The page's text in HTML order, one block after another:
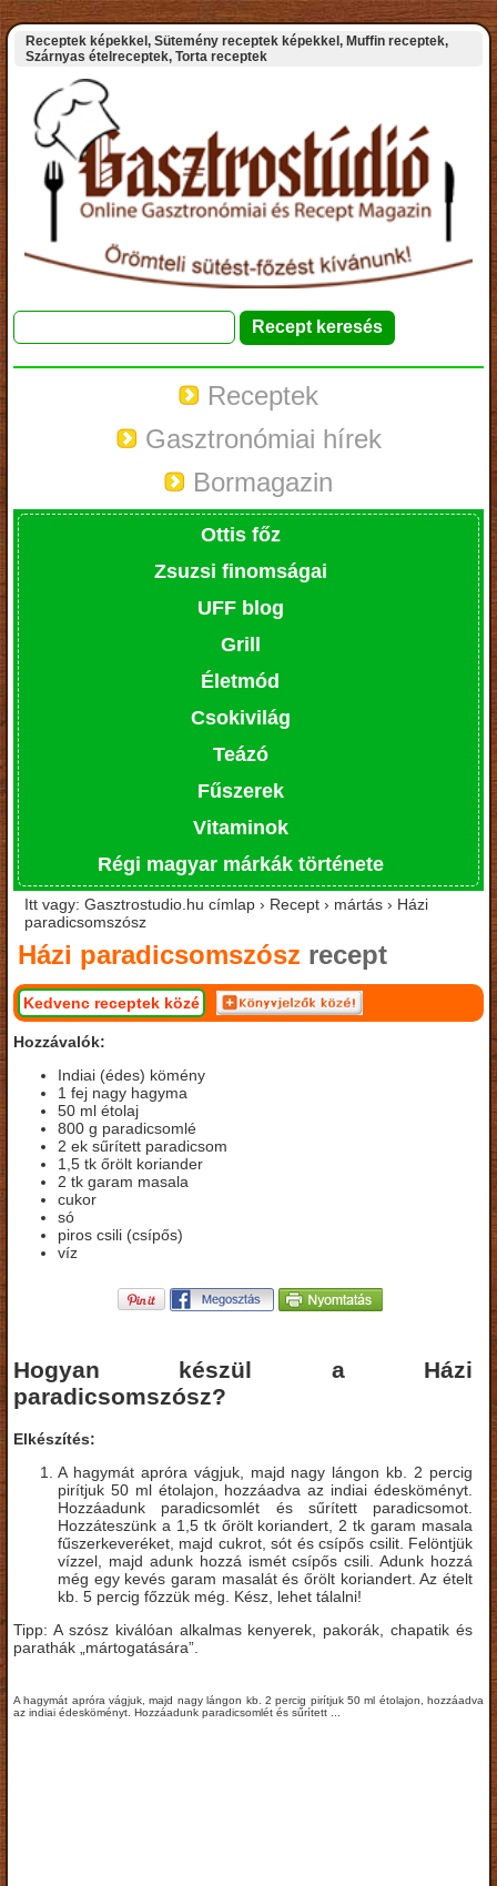
Receptek képekkel, Sütemény receptek képekkel, Muffin receptek,
Szárnyas ételreceptek, Torta receptek
Receptek
Gasztronómiai hírek
Bormagazin
Ottis főz
Zsuzsi finomságai
UFF blog
Grill
Életmód
Csokivilág
Teázó
Fűszerek
Vitaminok
Régi magyar márkák története
Itt vagy: Gasztrostudio.hu címlap › Recept › mártás › Házi
paradicsomszósz
Házi paradicsomszósz recept
Kedvenc receptek közé
Hozzávalók:
Indiai (édes) kömény
1 fej nagy hagyma
50 ml étolaj
800 g paradicsomlé
2 ek sűrített paradicsom
1,5 tk őrölt koriander
2 tk garam masala
cukor
só
piros csili (csípős)
víz
Hogyan készül a Házi
paradicsomszósz?
Elkészítés:
A hagymát apróra vágjuk, majd nagy lángon kb. 2 percig
pirítjuk 50 ml étolajon, hozzáadva az indiai édesköményt.
Hozzáadunk paradicsomlét és sűrített paradicsomot.
Hozzáteszünk a 1,5 tk őrölt koriandert, 2 tk garam masala
fűszerkeveréket, majd cukrot, sót és csípős csilit. Felöntjük
vízzel, majd adunk hozzá ismét csípős csili. Adunk hozzá
még egy kevés garam masalát és őrölt koriandert. Az ételt
kb. 5 percig főzzük még. Kész, lehet tálalni!
Tipp: A szósz kiválóan alkalmas kenyerek, pakorák, chapatik és
parathák „mártogatására”.
A hagymát apróra vágjuk, majd nagy lángon kb. 2 percig pirítjuk 50 ml étolajon, hozzáadva
az indiai édesköményt. Hozzáadunk paradicsomlét és sűrített ...